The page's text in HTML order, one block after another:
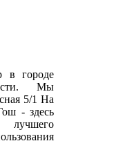
в городе
Мы
5/1 На
- здесь
лучшего